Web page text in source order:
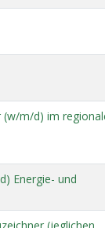
(w/m/d) im
Energie- und